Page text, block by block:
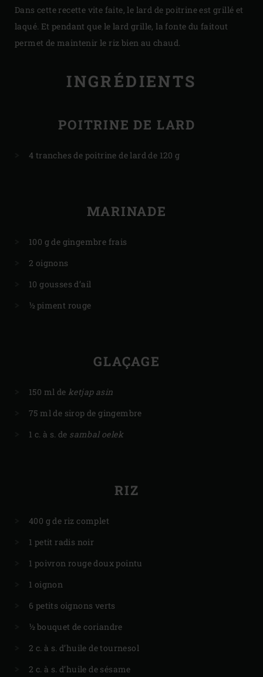
Dans cette recette vite faite, le lard de poitrine est grillé et
laqué. Et pendant que le lard grille, la fonte du faitout
permet de maintenir le riz bien au chaud.
INGRÉDIENTS
POITRINE DE LARD
4 tranches de poitrine de lard de 120 g
MARINADE
100 g de gingembre frais
2 oignons
10 gousses d’ail
½ piment rouge
GLAÇAGE
150 ml de ketjap asin
75 ml de sirop de gingembre
1 c. à s. de sambal oelek
RIZ
400 g de riz complet
1 petit radis noir
1 poivron rouge doux pointu
1 oignon
6 petits oignons verts
½ bouquet de coriandre
2 c. à s. d’huile de tournesol
2 c. à s. d’huile de sésame